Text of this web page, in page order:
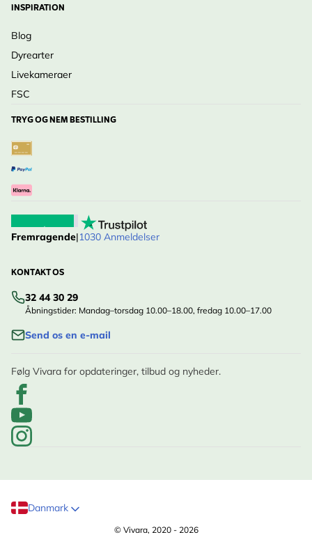
INSPIRATION
Blog
Dyrearter
Livekameraer
FSC
TRYG OG NEM BESTILLING
Fremragende|1030 Anmeldelser
KONTAKT OS
32 44 30 29
Åbningstider: Mandag–torsdag 10.00–18.00, fredag 10.00–17.00
Send os en e-mail
Følg Vivara for opdateringer, tilbud og nyheder.
Danmark
© Vivara, 2020 - 2026